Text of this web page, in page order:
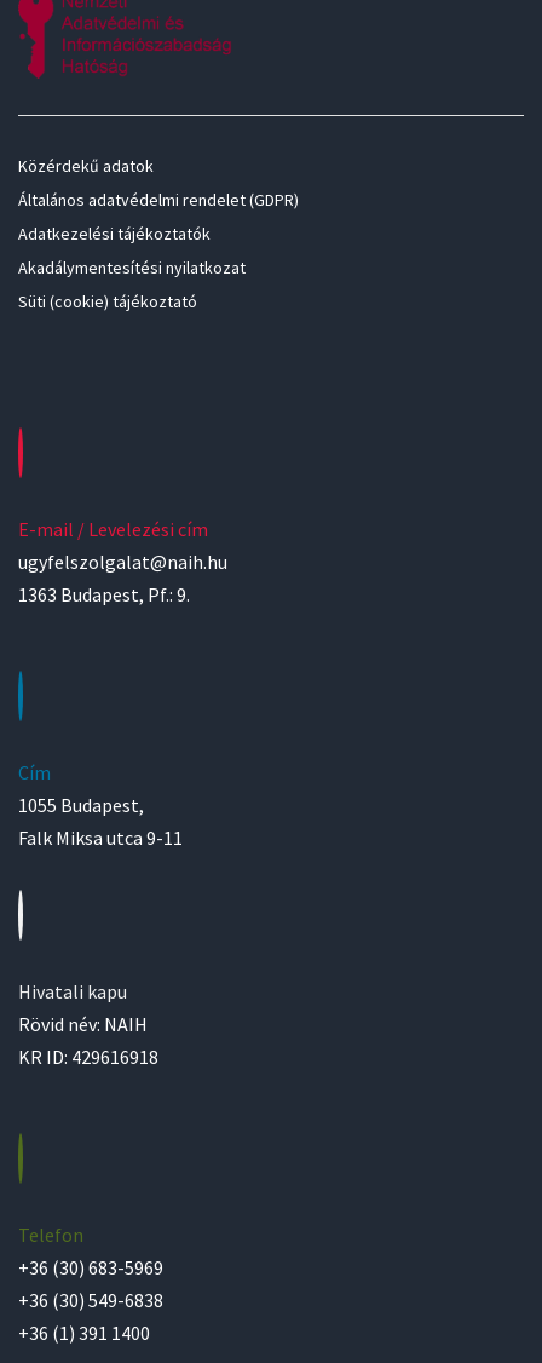
Közérdekű adatok
Általános adatvédelmi rendelet (GDPR)
Adatkezelési tájékoztatók
Akadálymentesítési nyilatkozat
Süti (cookie) tájékoztató
E-mail / Levelezési cím
ugyfelszolgalat@naih.hu
1363 Budapest, Pf.: 9.
Cím
1055 Budapest,
Falk Miksa utca 9-11
Hivatali kapu
Rövid név: NAIH
KR ID: 429616918
Telefon
+36 (30) 683-5969
+36 (30) 549-6838
+36 (1) 391 1400